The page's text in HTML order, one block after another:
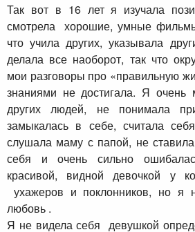
Так вот в 16 лет я изучала
смотрела хорошие, умные
что учила других, указывала
делала все наоборот, так что
мои разговоры про «правильную
знаниями не достигала. Я очень
других людей, не понимала
замыкалась в себе, считала
слушала маму с папой, не
себя и очень сильно
красивой, видной девочкой у
ухажеров и поклонников, но я
любовь .
Я не видела себя девушкой